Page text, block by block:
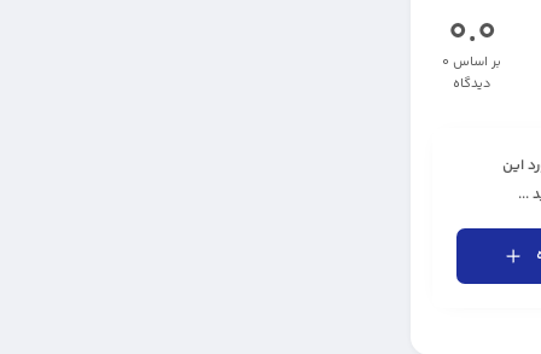
0.0
بر اساس 0
دیدگاه
این
...